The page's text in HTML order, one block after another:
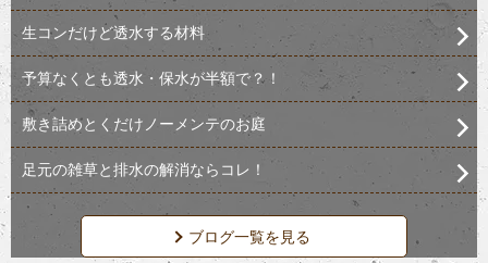
生コンだけど透水する材料
予算なくとも透水・保水が半額で？！
敷き詰めとくだけノーメンテのお庭
足元の雑草と排水の解消ならコレ！
ブログ一覧を見る